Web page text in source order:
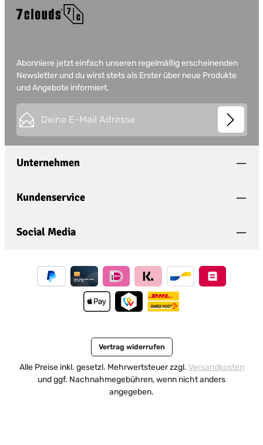
Abonniere jetzt einfach unseren regelmäßig erscheinenden
Newsletter und du wirst stets als Erster über neue Produkte
und Angebote informiert.
Datenschutz
Ich habe die
bin mit ihnen einverstanden.
Die mit einem Stern (*) markierten Felder sind
Unternehmen
Kundenservice
Social Media
Vertrag widerrufen
Alle Preise inkl. gesetzl. Mehrwertsteuer zzgl. Versandkosten
und ggf. Nachnahmegebühren, wenn nicht anders
angegeben.